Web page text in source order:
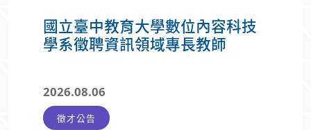
國立臺中教育大學數位內容科技
學系徵聘資訊領域專長教師
2026.08.06
徵才公告